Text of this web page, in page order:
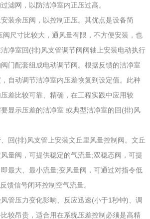
滤网，以防洁净室内正压过高。
余压阀，以控制正压。其优点是设备简
阀尺寸比较大，通风量有限，不方便安装，也
净室回(排)风支管调节阀阀轴上安装电动执行
门配套组成电动调节阀。根据反馈的洁净室
自动调节洁净室内压差恢复到设定值。此种
差比较可靠、精确，在工程实践中应用较
显示压差的洁净室 或典型洁净室的回(排)风
(排)风支管上安装文丘里风量控制阀。文丘
量阀，可提供稳定的气流量;双稳态阀，可提
最大、最小流量;变风量阀，可通过对指令低
馈信号闭环控制空气流量。
压力变化影响、反应迅速(小于1秒钟)、调
较昂贵，适合用在系统压差控制必须是高精